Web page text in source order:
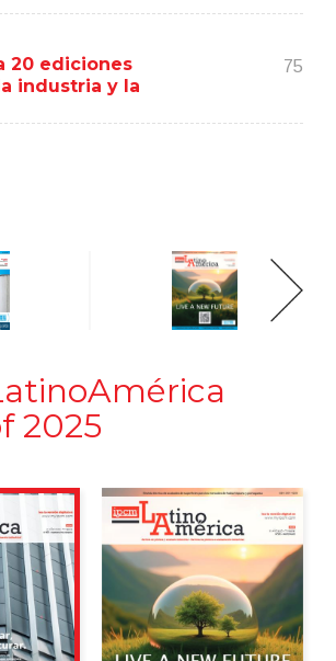
20 ediciones
industria y la
75
2025